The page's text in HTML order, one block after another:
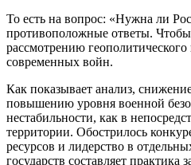
То есть на вопрос: «Нужна ли
противоположные ответы. Чтобы
рассмотрению
современных войн.
Как показывает анализ,
повышению уровня военной
нестабильности, как в
территории. Обострилось
ресурсов и лидерство в
государств составляет